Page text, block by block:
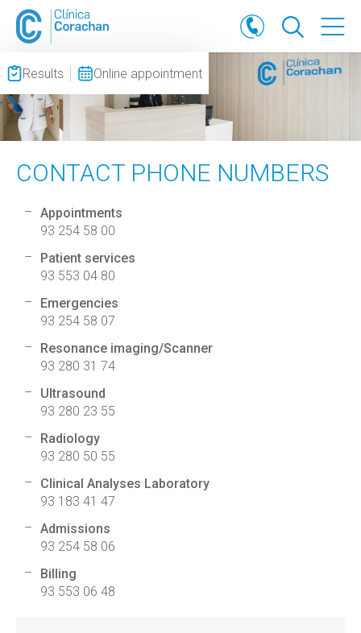
Results Online appointment
CONTACT PHONE NUMBERS
Appointments
93 254 58 00
Patient services
93 553 04 80
Emergencies
93 254 58 07
Resonance imaging/Scanner
93 280 31 74
Ultrasound
93 280 23 55
Radiology
93 280 50 55
Clinical Analyses Laboratory
93 183 41 47
Admissions
93 254 58 06
Billing
93 553 06 48